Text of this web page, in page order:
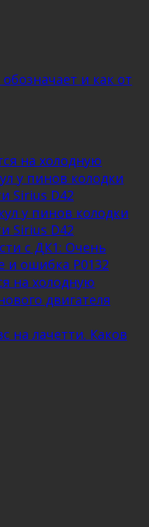
и как от
на холодную
у пинов колодки
Sirius D42
у пинов колодки
Sirius D42
с ДК1: Очень
и ошибка Р0132
на холодную
двигателя
на лачетти. Каков